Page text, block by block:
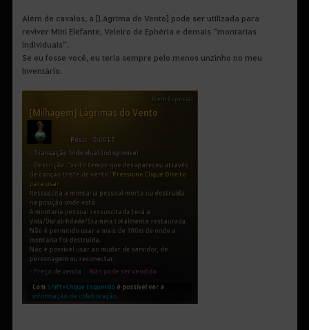
Além de cavalos, a [Lágrima do Vento] pode ser utilizada para
reviver Mini Elefante, Veleiro de Ephéria e demais “montarias
individuais”.
Se eu fosse você, eu teria sempre pelo menos unzinho no meu
Inventário.